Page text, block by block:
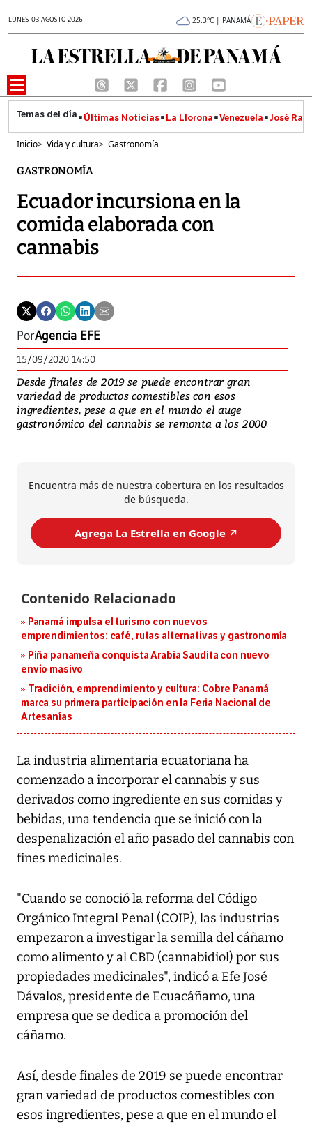
LUNES 03 AGOSTO 2026 25.3°C | PANAMÁ
Últimas Noticias La Llorona Venezuela José
Inicio> Vida y cultura> Gastronomía
GASTRONOMÍA
Ecuador incursiona en la
comida elaborada con
cannabis
PorAgencia EFE
15/09/2020 14:50
Desde finales de 2019 se puede encontrar gran
variedad de productos comestibles con esos
ingredientes, pese a que en el mundo el auge
gastronómico del cannabis se remonta a los 2000
Encuentra más de nuestra cobertura en los resultados
de búsqueda.
Agrega La Estrella en Google ↗️
Panamá impulsa el turismo con nuevos
emprendimientos: café, rutas alternativas y gastronomía
Piña panameña conquista Arabia Saudita con nuevo
envío masivo
Tradición, emprendimiento y cultura: Cobre Panamá
marca su primera participación en la Feria Nacional de
Artesanías
La industria alimentaria ecuatoriana ha
comenzado a incorporar el cannabis y sus
derivados como ingrediente en sus comidas y
bebidas, una tendencia que se inició con la
despenalización el año pasado del cannabis con
fines medicinales.
"Cuando se conoció la reforma del Código
Orgánico Integral Penal (COIP), las industrias
empezaron a investigar la semilla del cáñamo
como alimento y al CBD (cannabidiol) por sus
propiedades medicinales", indicó a Efe José
Dávalos, presidente de Ecuacáñamo, una
empresa que se dedica a promoción del
cáñamo.
Así, desde finales de 2019 se puede encontrar
gran variedad de productos comestibles con
esos ingredientes, pese a que en el mundo el